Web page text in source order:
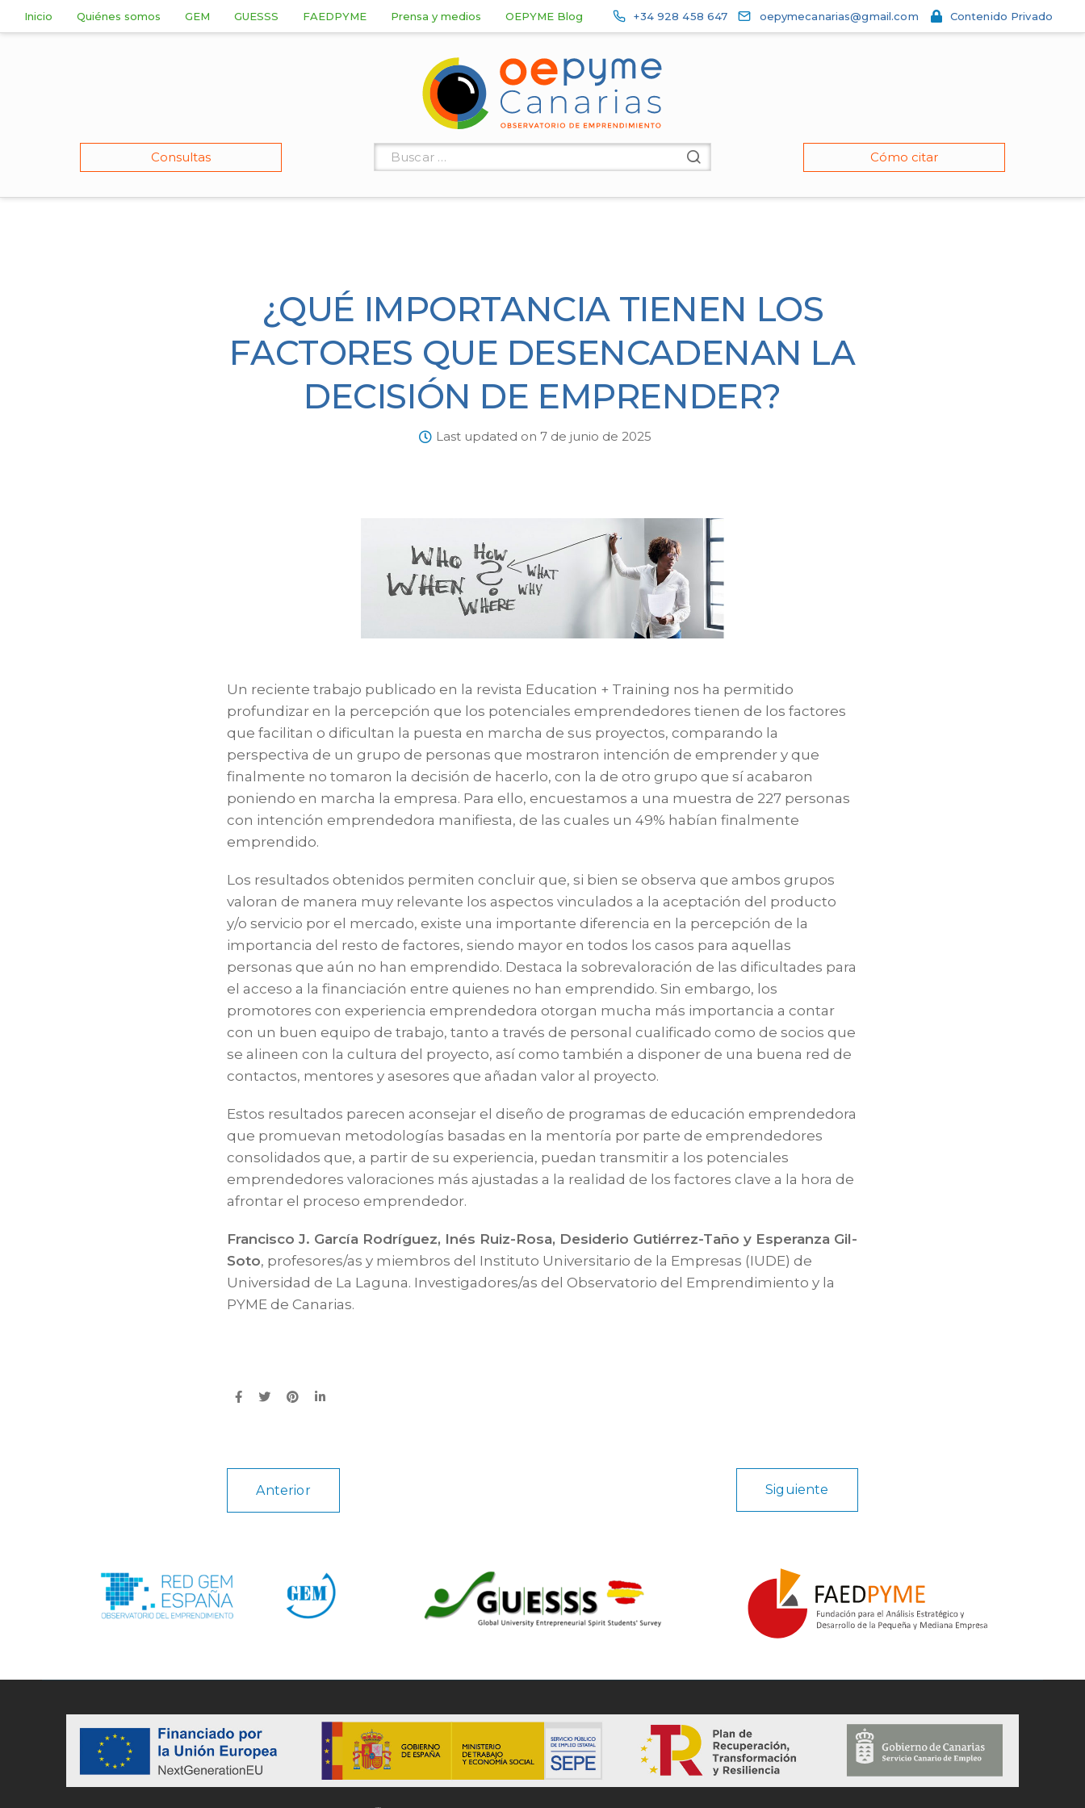
Inicio Quiénes somos GEM GUESSS FAEDPYME Prensa y medios OEPYME Blog +34 928 458 647 oepymecanarias@gmail.com Contenido Privado
Consultas Cómo citar
¿QUÉ IMPORTANCIA TIENEN LOS
FACTORES QUE DESENCADENAN LA
DECISIÓN DE EMPRENDER?
Last updated on 7 de junio de 2025
Un reciente trabajo publicado en la revista Education + Training nos ha permitido
profundizar en la percepción que los potenciales emprendedores tienen de los factores
que facilitan o dificultan la puesta en marcha de sus proyectos, comparando la
perspectiva de un grupo de personas que mostraron intención de emprender y que
finalmente no tomaron la decisión de hacerlo, con la de otro grupo que sí acabaron
poniendo en marcha la empresa. Para ello, encuestamos a una muestra de 227 personas
con intención emprendedora manifiesta, de las cuales un 49% habían finalmente
emprendido.
Los resultados obtenidos permiten concluir que, si bien se observa que ambos grupos
valoran de manera muy relevante los aspectos vinculados a la aceptación del producto
y/o servicio por el mercado, existe una importante diferencia en la percepción de la
importancia del resto de factores, siendo mayor en todos los casos para aquellas
personas que aún no han emprendido. Destaca la sobrevaloración de las dificultades para
el acceso a la financiación entre quienes no han emprendido. Sin embargo, los
promotores con experiencia emprendedora otorgan mucha más importancia a contar
con un buen equipo de trabajo, tanto a través de personal cualificado como de socios que
se alineen con la cultura del proyecto, así como también a disponer de una buena red de
contactos, mentores y asesores que añadan valor al proyecto.
Estos resultados parecen aconsejar el diseño de programas de educación emprendedora
que promuevan metodologías basadas en la mentoría por parte de emprendedores
consolidados que, a partir de su experiencia, puedan transmitir a los potenciales
emprendedores valoraciones más ajustadas a la realidad de los factores clave a la hora de
afrontar el proceso emprendedor.
Francisco J. García Rodríguez, Inés Ruiz-Rosa, Desiderio Gutiérrez-Taño y Esperanza Gil-
Soto, profesores/as y miembros del Instituto Universitario de la Empresas (IUDE) de
Universidad de La Laguna. Investigadores/as del Observatorio del Emprendimiento y la
PYME de Canarias.
Anterior Siguiente